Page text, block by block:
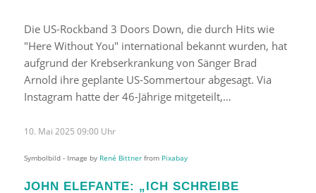
Die US-Rockband 3 Doors Down, die durch Hits wie
"Here Without You" international bekannt wurden, hat
aufgrund der Krebserkrankung von Sänger Brad
Arnold ihre geplante US-Sommertour abgesagt. Via
Instagram hatte der 46-Jährige mitgeteilt,…
10. Mai 2025 09:00 Uhr
Symbolbild - Image by René Bittnerfrom Pixabay
JOHN ELEFANTE: „ICH SCHREIBE